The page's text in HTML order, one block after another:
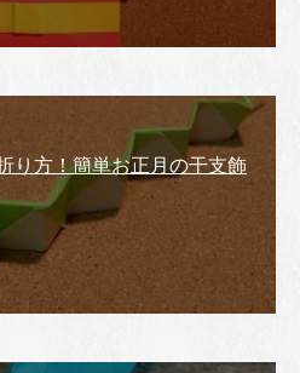
り方！簡単お正月の干支飾